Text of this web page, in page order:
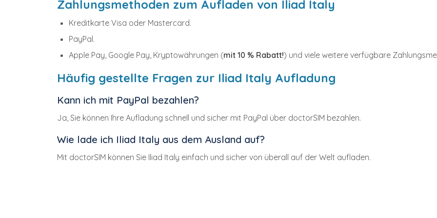
Zahlungsmethoden zum Aufladen von Iliad Italy
Kreditkarte Visa oder Mastercard.
PayPal.
Apple Pay, Google Pay, Kryptowährungen (mit 10 % Rabatt!) und viele weitere verfügbare
Häufig gestellte Fragen zur Iliad Italy Aufladung
Kann ich mit PayPal bezahlen?
Ja, Sie können Ihre Aufladung schnell und sicher mit PayPal über doctorSIM bezahlen.
Wie lade ich Iliad Italy aus dem Ausland auf?
Mit doctorSIM können Sie Iliad Italy einfach und sicher von überall auf der Welt aufladen.